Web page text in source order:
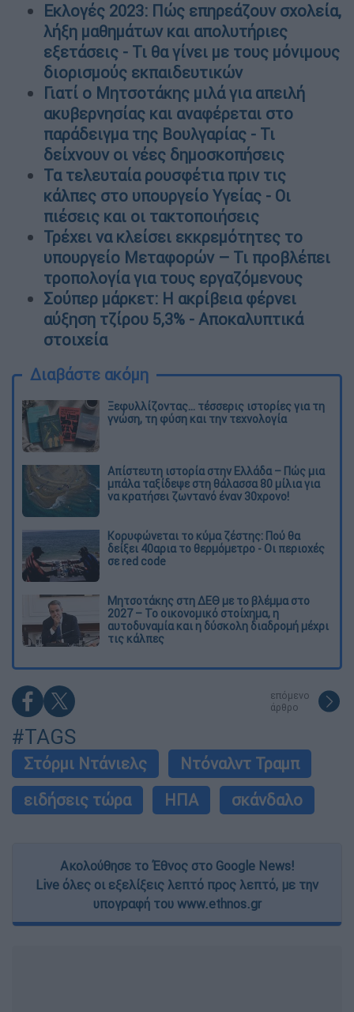
Εκλογές 2023: Πώς επηρεάζουν σχολεία,
λήξη μαθημάτων και απολυτήριες
εξετάσεις - Τι θα γίνει με τους μόνιμους
διορισμούς εκπαιδευτικών
Γιατί ο Μητσοτάκης μιλά για απειλή
ακυβερνησίας και αναφέρεται στο
παράδειγμα της Βουλγαρίας - Τι
δείχνουν οι νέες δημοσκοπήσεις
Τα τελευταία ρουσφέτια πριν τις
κάλπες στο υπουργείο Υγείας - Οι
πιέσεις και οι τακτοποιήσεις
Τρέχει να κλείσει εκκρεμότητες το
υπουργείο Μεταφορών – Τι προβλέπει
τροπολογία για τους εργαζόμενους
Σούπερ μάρκετ: Η ακρίβεια φέρνει
αύξηση τζίρου 5,3% - Αποκαλυπτικά
στοιχεία
Διαβάστε ακόμη
Ξεφυλλίζοντας... τέσσερις ιστορίες για τη
γνώση, τη φύση και την τεχνολογία
Απίστευτη ιστορία στην Ελλάδα – Πώς μια
μπάλα ταξίδεψε στη θάλασσα 80 μίλια για
να κρατήσει ζωντανό έναν 30χρονο!
Κορυφώνεται το κύμα ζέστης: Πού θα
δείξει 40αρια το θερμόμετρο - Οι περιοχές
σε red code
Μητσοτάκης στη ΔΕΘ με το βλέμμα στο
2027 – Το οικονομικό στοίχημα, η
αυτοδυναμία και η δύσκολη διαδρομή μέχρι
τις κάλπες
επόμενο
άρθρο
#TAGS
Στόρμι Ντάνιελς
Ντόναλντ Τραμπ
ειδήσεις τώρα
ΗΠΑ σκάνδαλο
Ακολούθησε το Έθνος στο Google News!
Live όλες οι εξελίξεις λεπτό προς λεπτό, με την
υπογραφή του www.ethnos.gr